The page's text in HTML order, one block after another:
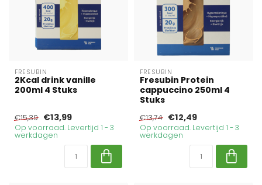
FRESUBIN
2Kcal drink vanille
200ml 4 Stuks
€15,39 €13,99
Op voorraad. Levertijd 1 - 3
werkdagen
FRESUBIN
Fresubin Protein
cappuccino 250ml 4
Stuks
€13,74 €12,49
Op voorraad. Levertijd 1 - 3
werkdagen